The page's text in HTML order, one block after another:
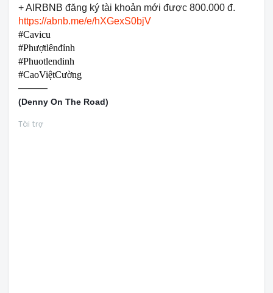
+ AIRBNB đăng ký tài khoản mới được 800.000 đ.
https://abnb.me/e/hXGexS0bjV
#Cavicu
#Phượtlênđỉnh
#Phuotlendinh
#CaoViệtCường
———
(Denny On The Road)
Tài trợ